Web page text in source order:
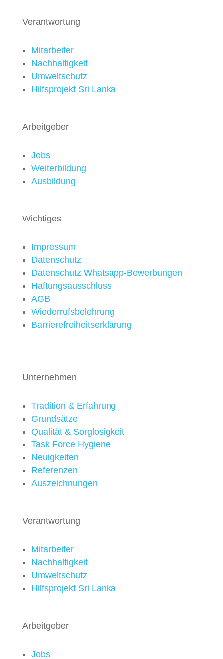
Verantwortung
Mitarbeiter
Nachhaltigkeit
Umweltschutz
Hilfsprojekt Sri Lanka
Arbeitgeber
Jobs
Weiterbildung
Ausbildung
Wichtiges
Impressum
Datenschutz
Datenschutz Whatsapp-Bewerbungen
Haftungsausschluss
AGB
Wiederrufsbelehrung
Barrierefreiheitserklärung
Unternehmen
Tradition & Erfahrung
Grundsätze
Qualität & Sorglosigkeit
Task Force Hygiene
Neuigkeiten
Referenzen
Auszeichnungen
Verantwortung
Mitarbeiter
Nachhaltigkeit
Umweltschutz
Hilfsprojekt Sri Lanka
Arbeitgeber
Jobs